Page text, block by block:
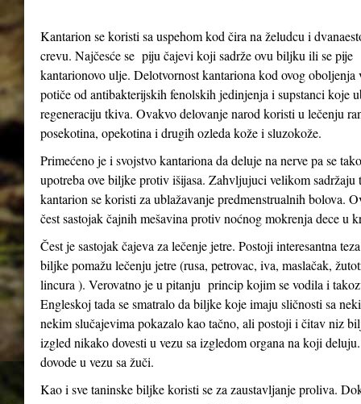
Kantarion se koristi sa uspehom kod čira na želudcu i
crevu. Najčesće se piju čajevi koji sadrže ovu biljku ili se pije
kantarionovo ulje. Delotvornost kantariona kod ovog oboljenja
potiče od antibakterijskih fenolskih jedinjenja i supstanci koje
regeneraciju tkiva. Ovakvo delovanje narod koristi u lečenju
posekotina, opekotina i drugih ozleda kože i sluzokože.
Primećeno je i svojstvo kantariona da deluje na nerve pa se
upotreba ove biljke protiv išijasa. Zahvljujuci velikom sadržaju
kantarion se koristi za ublažavanje predmenstrualnih bolova.
čest sastojak čajnih mešavina protiv noćnog mokrenja dece u
Čest je sastojak čajeva za lečenje jetre. Postoji interesantna
biljke pomažu lečenju jetre (rusa, petrovac, iva, maslačak,
lincura ). Verovatno je u pitanju princip kojim se vodila i
Engleskoj tada se smatralo da biljke koje imaju sličnosti sa
nekim slučajevima pokazalo kao tačno, ali postoji i čitav niz
izgled nikako dovesti u vezu sa izgledom organa na koji
dovode u vezu sa žuči.
Kao i sve taninske biljke koristi se za zaustavljanje proliva.